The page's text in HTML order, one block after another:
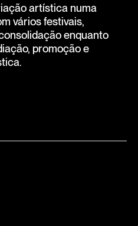
artística numa
vários festivais,
enquanto
promoção e